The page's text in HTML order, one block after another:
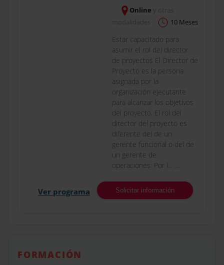
Online
10 Meses
Estar capacitado para
asumir el rol del director
de proyectos El Director de
Proyecto es la persona
asignada por la
organización ejecutante
para alcanzar los objetivos
del proyecto. El rol del
director del proyecto es
diferente del de un
gerente funcional o del de
un gerente de
operaciones. Por l... ....
Ver programa Solicitar información
FORMACIÓN